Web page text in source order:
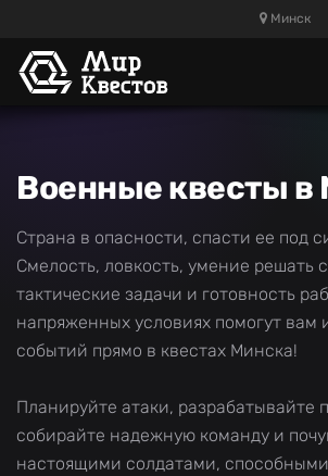
Минск
Военные квесты в
Страна в опасности, спасти ее под
Смелость, ловкость, умение решать
тактические задачи и готовность
напряженных условиях помогут вам
событий прямо в квестах Минска!
Планируйте атаки, разрабатывайте
собирайте надежную команду и
настоящими солдатами,